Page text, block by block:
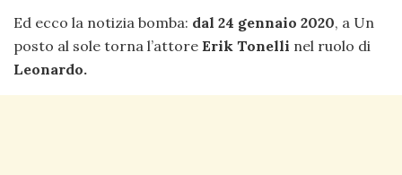
Ed ecco la notizia bomba: dal 24 gennaio 2020, a Un
posto al sole torna l’attore Erik Tonelli nel ruolo di
Leonardo.